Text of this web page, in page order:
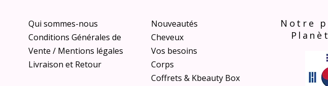
Qui sommes-nous
Conditions Générales de
Vente / Mentions légales
Livraison et Retour
Nouveautés
Cheveux
Vos besoins
Corps
Coffrets & Kbeauty Box
Notre